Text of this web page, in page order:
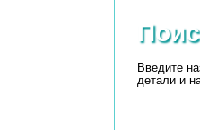
Введите
детали и